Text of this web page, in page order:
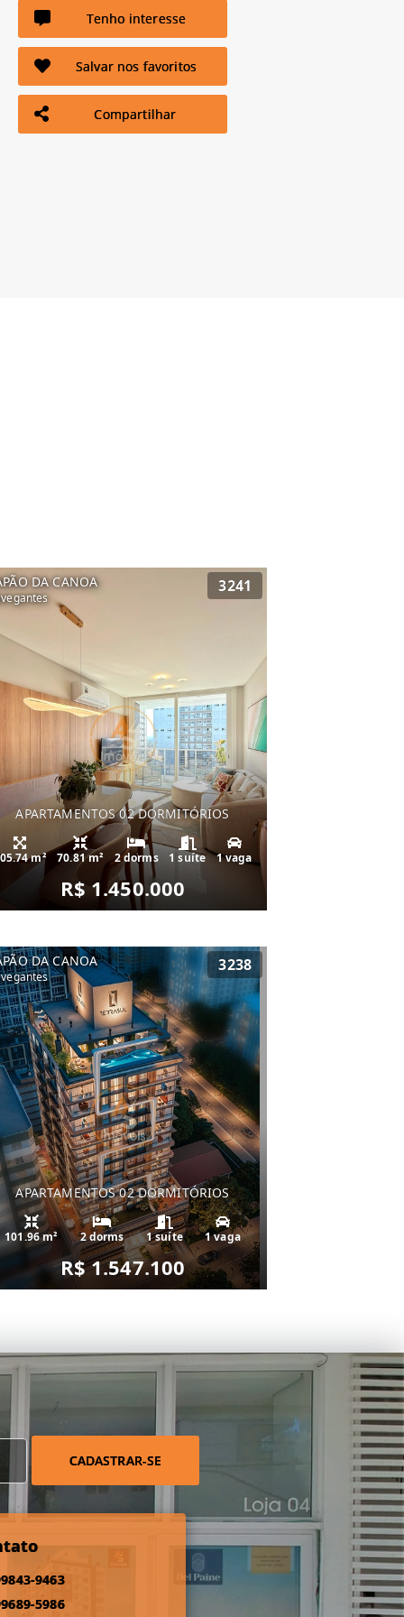
Tenho interesse
Salvar nos favoritos
Compartilhar
DA CANOA 3241
APARTAMENTOS 02 DORMITÓRIOS
m² 70.81 m² 2 dorms 1 suíte 1 vaga
R$ 1.450.000
DA CANOA 3238
APARTAMENTOS 02 DORMITÓRIOS
101.96 m² 2 dorms 1 suíte 1 vaga
R$ 1.547.100
CADASTRAR-SE
9463
5986